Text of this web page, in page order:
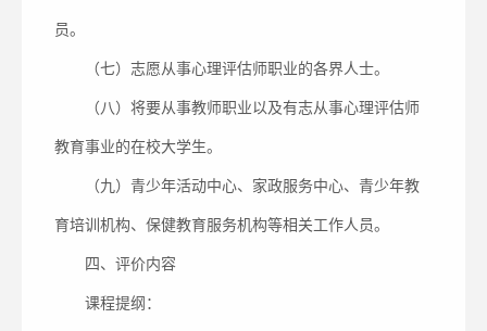
员。
（七）志愿从事心理评估师职业的各界人士。
（八）将要从事教师职业以及有志从事心理评估师
教育事业的在校大学生。
（九）青少年活动中心、家政服务中心、青少年教
育培训机构、保健教育服务机构等相关工作人员。
四、评价内容
课程提纲：